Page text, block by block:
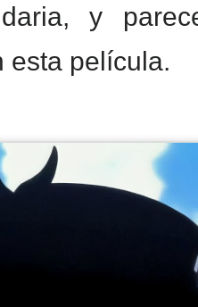
y
esta película.